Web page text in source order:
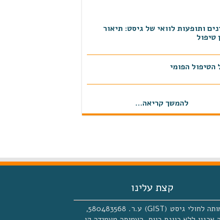
ותופעות לוואי של גיסט: תיאור
טיפול
הטיפול הפומי
להמשך קריאה...
קצת עלינו
העמותה לחולי גיסט (GIST) ע.ר. 580483568,